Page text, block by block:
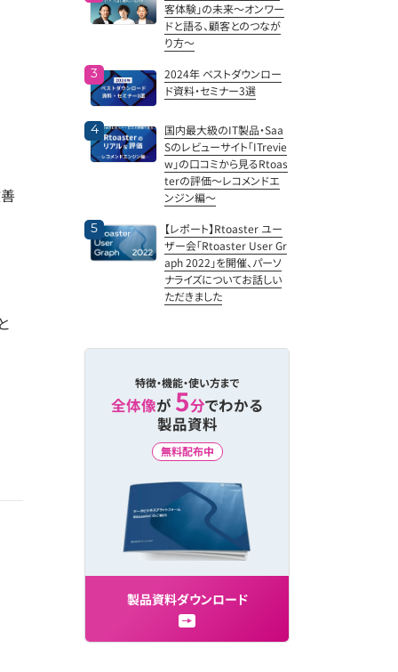
客体験」の未来～オンワー
ドと語る、顧客とのつなが
り方～
2024年 ベストダウンロー
ド資料・セミナー3選
国内最大級のIT製品・Saa
Sのレビューサイト「ITrevie
w」の口コミから見るRtoas
terの評価～レコメンドエ
ンジン編～
【レポート】Rtoaster ユー
ザー会「Rtoaster User Gr
aph 2022」を開催、パーソ
ナライズについてお話しい
ただきました
特徴・機能・使い方まで
全体像が 5分でわかる
製品資料
無料配布中
製品資料ダウンロー ド